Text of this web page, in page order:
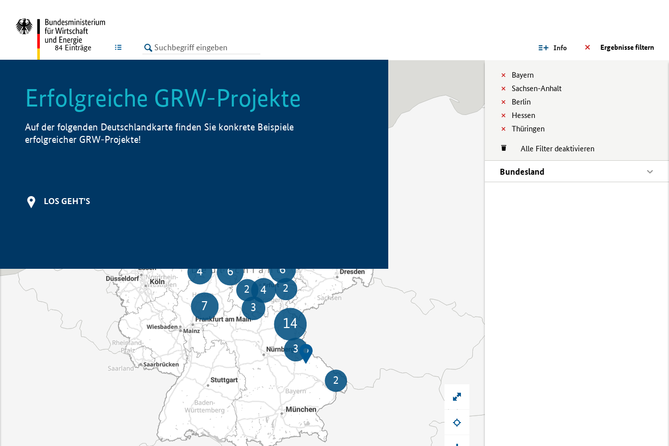
LISTE Ergebnisse filtern
Info
Bayern
Sachsen-Anhalt
Berlin
Hessen
Thüringen
Alle Filter deaktivieren
Bundesland
84 Einträge
Erfolgreiche GRW-Projekte
Auf der folgenden Deutschlandkarte finden Sie konkrete Beispiele
erfolgreicher GRW-Projekte!
LOS GEHT'S